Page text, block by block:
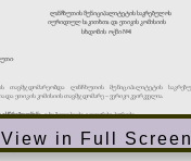
View in Full Screen